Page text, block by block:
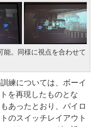
能。同様に視点を合わせて
練については、ボーイ
を再現したものとな
あったとおり、パイロ
のスイッチレイアウト